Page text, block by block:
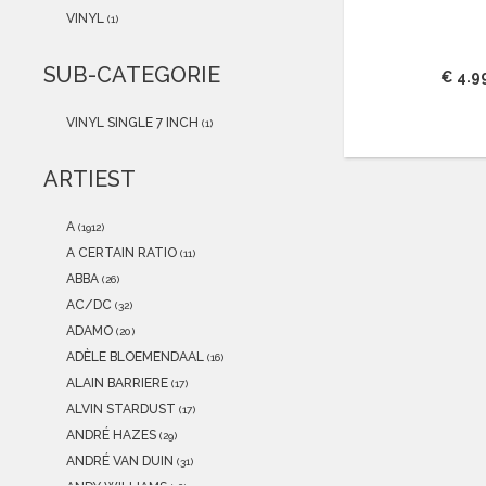
2018(0)
VINYL (1)
SUB-CATEGORIE
VINYL SINGLE 7 INCH (1)
ARTIEST
A (1912)
A CERTAIN RATIO (11)
ABBA (26)
AC/DC (32)
ADAMO (20)
ADÈLE BLOEMENDAAL (16)
ALAIN BARRIERE (17)
ALVIN STARDUST (17)
ANDRÉ HAZES (29)
ANDRÉ VAN DUIN (31)
€